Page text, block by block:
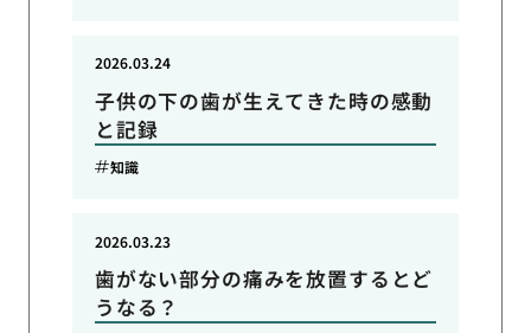
子供の下の歯が生えてきた時の感動
と記録
2026.03.24
知識
歯がない部分の痛みを放置するとど
うなる？
2026.03.23